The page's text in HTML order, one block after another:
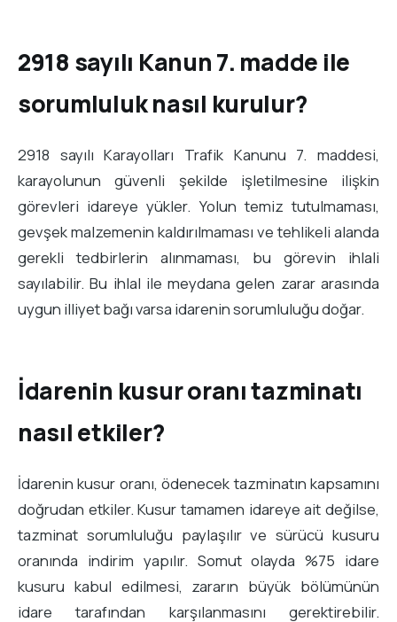
2918 sayılı Kanun 7. madde ile
sorumluluk nasıl kurulur?
2918 sayılı Karayolları Trafik Kanunu 7. maddesi,
karayolunun güvenli şekilde işletilmesine ilişkin
görevleri idareye yükler. Yolun temiz tutulmaması,
gevşek malzemenin kaldırılmaması ve tehlikeli alanda
gerekli tedbirlerin alınmaması, bu görevin ihlali
sayılabilir. Bu ihlal ile meydana gelen zarar arasında
uygun illiyet bağı varsa idarenin sorumluluğu doğar.
İdarenin kusur oranı tazminatı
nasıl etkiler?
İdarenin kusur oranı, ödenecek tazminatın kapsamını
doğrudan etkiler. Kusur tamamen idareye ait değilse,
tazminat sorumluluğu paylaşılır ve sürücü kusuru
oranında indirim yapılır. Somut olayda %75 idare
kusuru kabul edilmesi, zararın büyük bölümünün
idare tarafından karşılanmasını gerektirebilir.